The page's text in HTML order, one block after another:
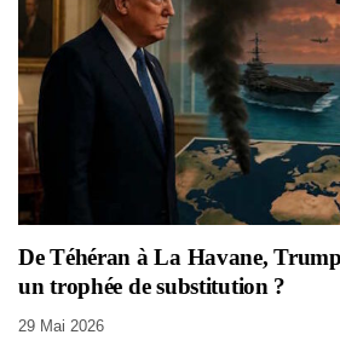
De Téhéran à La Havane,
un trophée de substitution ?
29 Mai 2026